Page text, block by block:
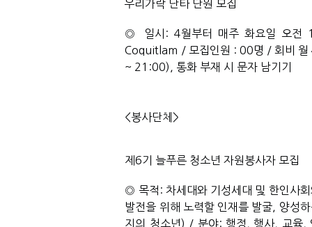
우리가락 난타 단원 모집
◎ 일시: 4월부터 매주 화요일 오
Coquitlam / 모집인원 : 00명 / 회비
~ 21:00), 통화 부재 시 문자 남기기
<봉사단체>
제6기 늘푸른 청소년 자원봉사자 모집
◎ 목적: 차세대와 기성세대 및 한인사
발전을 위해 노력할 인재를 발굴, 양성
지의 청소년) / 분야: 행정, 행사, 교육,